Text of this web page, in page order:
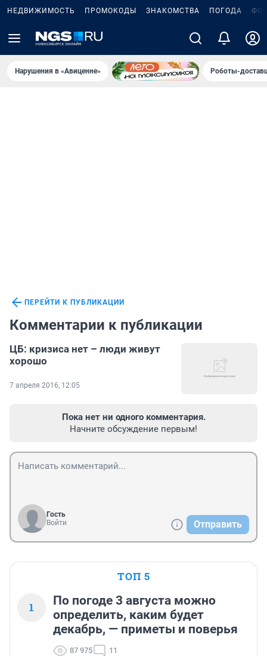
НЕДВИЖИМОСТЬ ПРОМОКОДЫ ЗНАКОМСТВА ПОГОДА
Нарушения в «Авиценне» Роботы-
ПЕРЕЙТИ К ПУБЛИКАЦИИ
Комментарии к публикации
ЦБ: кризиса нет – люди живут
хорошо
7 апреля 2016, 12:05
Пока нет ни одного комментария.
Начните обсуждение первым!
Гость
Войти
Отправить
ТОП 5
1
По погоде 3 августа можно
определить, каким будет
декабрь, — приметы и поверья
87 975 11